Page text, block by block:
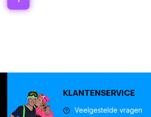
KLANTENSERVICE
Veelgestelde vragen